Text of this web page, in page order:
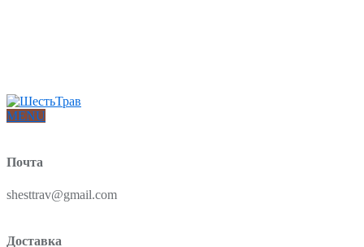
MENU
Почта
shesttrav@gmail.com
Доставка